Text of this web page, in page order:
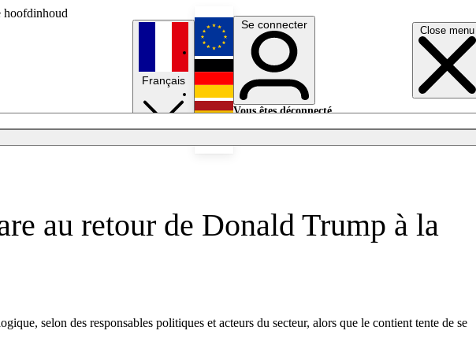
hoofdinhoud
Close menu
Français
English
Deutsch
Se connecter
Vous êtes déconnecté.
au retour de Donald Trump à la
selon des responsables politiques et acteurs du secteur, alors que le contient tente de se